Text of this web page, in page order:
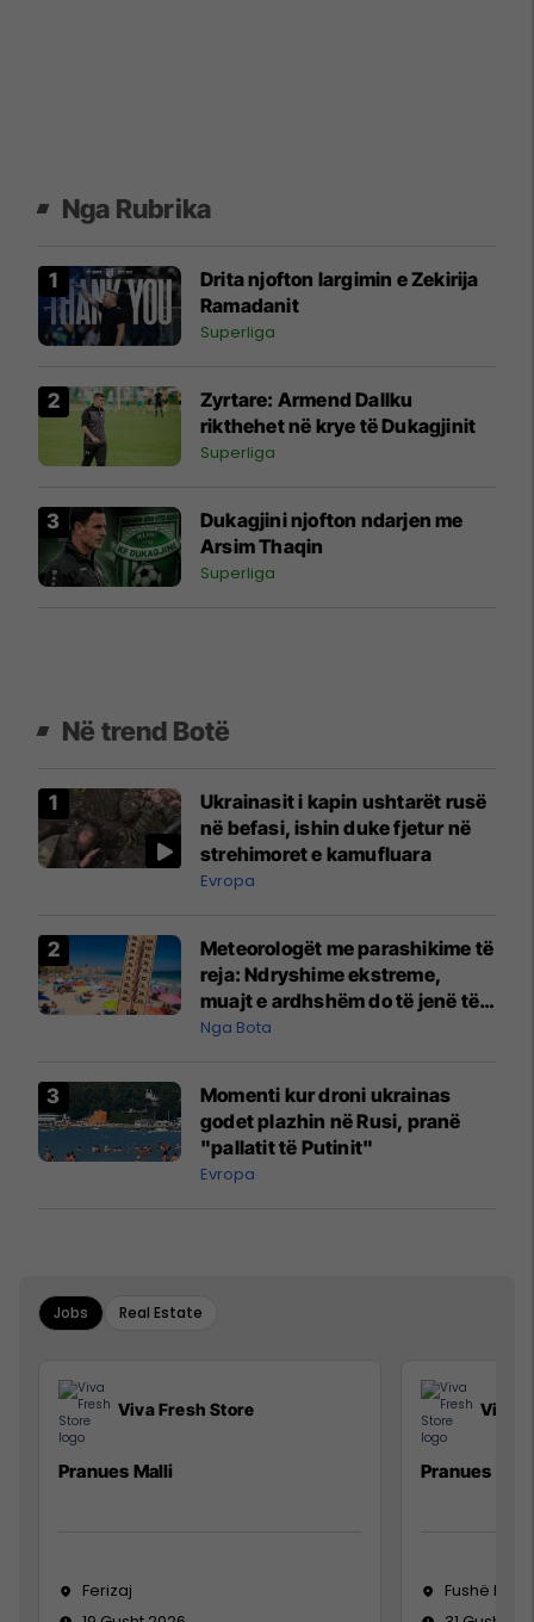
Nga Rubrika
Drita njofton largimin e Zekirija
Ramadanit
Superliga
Zyrtare: Armend Dallku
rikthehet në krye të Dukagjinit
Superliga
Dukagjini njofton ndarjen me
Arsim Thaqin
Superliga
Në trend Botë
Ukrainasit i kapin ushtarët rusë
në befasi, ishin duke fjetur në
strehimoret e kamufluara
Evropa
Meteorologët me parashikime të
reja: Ndryshime ekstreme,
muajt e ardhshëm do të jenë të
pazakontë
Nga Bota
Momenti kur droni ukrainas
godet plazhin në Rusi, pranë
"pallatit të Putinit"
Evropa
Jobs Real Estate
Viva Fresh Store
Pranues Malli
Ferizaj
Viva
Pranues
Fushë